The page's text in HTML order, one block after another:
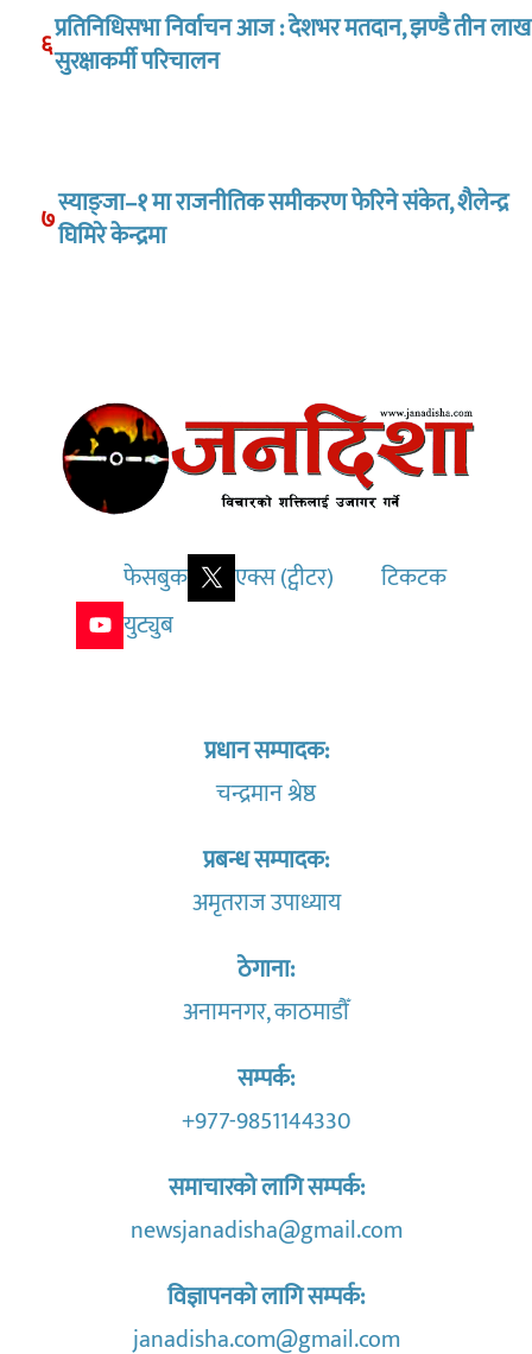
६प्रतिनिधिसभा निर्वाचन आज : देशभर मतदान, झण्डै तीन लाख
सुरक्षाकर्मी परिचालन
७स्याङ्जा–१ मा राजनीतिक समीकरण फेरिने संकेत, शैलेन्द्र
घिमिरे केन्द्रमा
फेसबुक एक्स (ट्वीटर)
टिकटक
युट्युब
प्रधान सम्पादक:
चन्द्रमान श्रेष्ठ
प्रबन्ध सम्पादक:
अमृतराज उपाध्याय
ठेगाना:
अनामनगर, काठमाडौँ
सम्पर्क:
+977-9851144330
समाचारको लागि सम्पर्क:
newsjanadisha@gmail.com
विज्ञापनको लागि सम्पर्क:
janadisha.com@gmail.com